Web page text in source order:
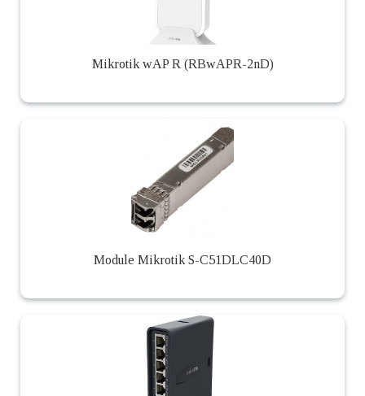
Mikrotik wAP R (RBwAPR-2nD)
Module Mikrotik S-C51DLC40D